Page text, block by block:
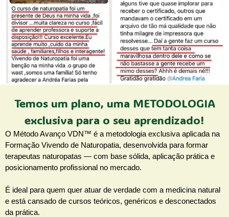
Temos um plano, uma METODOLOGIA
exclusiva para o seu aprendizado!
O Método Avanço VDN™ é a metodologia exclusiva aplicada na
Formação Vivendo de Naturopatia, desenvolvida para formar
terapeutas naturopatas — com base sólida, aplicação prática e
posicionamento profissional no mercado.
É ideal para quem quer atuar de verdade com a medicina natural
e está cansado de cursos teóricos, genéricos e desconectados
da prática.